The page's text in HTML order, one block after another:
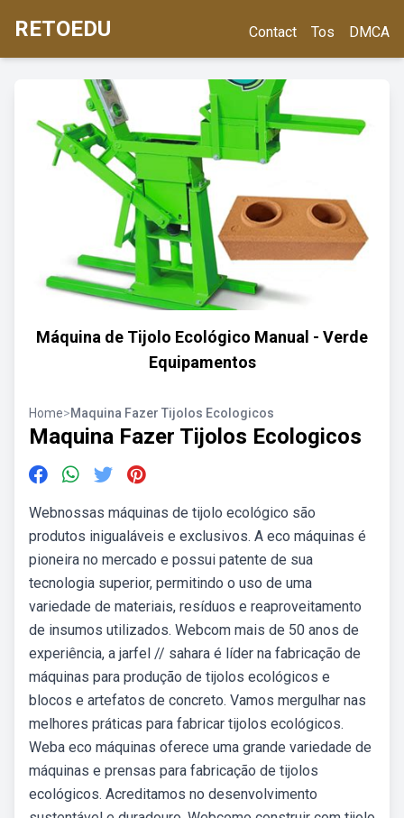
RETOEDU Contact Tos DMCA
Máquina de Tijolo Ecológico Manual - Verde
Equipamentos
Home>Maquina Fazer Tijolos Ecologicos
Maquina Fazer Tijolos Ecologicos
Webnossas máquinas de tijolo ecológico são
produtos inigualáveis e exclusivos. A eco máquinas é
pioneira no mercado e possui patente de sua
tecnologia superior, permitindo o uso de uma
variedade de materiais, resíduos e reaproveitamento
de insumos utilizados. Webcom mais de 50 anos de
experiência, a jarfel // sahara é líder na fabricação de
máquinas para produção de tijolos ecológicos e
blocos e artefatos de concreto. Vamos mergulhar nas
melhores práticas para fabricar tijolos ecológicos.
Weba eco máquinas oferece uma grande variedade de
máquinas e prensas para fabricação de tijolos
ecológicos. Acreditamos no desenvolvimento